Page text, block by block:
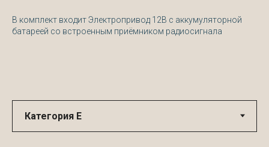
В комплект входит Электропривод 12В с аккумуляторной
батареей со встроенным приёмником радиосигнала